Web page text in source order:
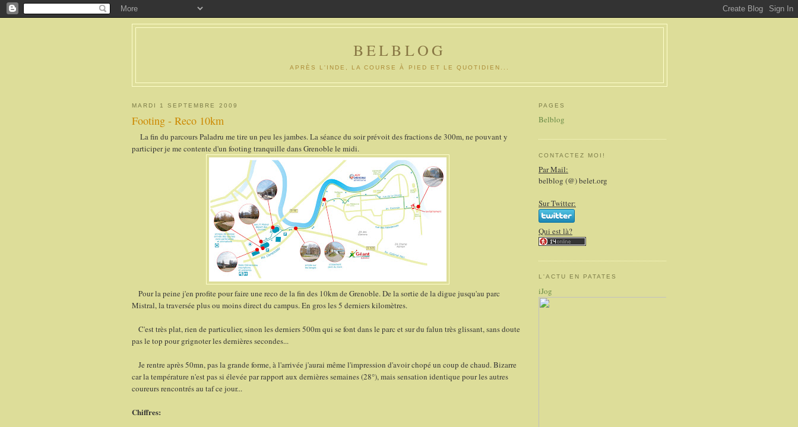
BELBLOG
APRÈS L'INDE, LA COURSE À PIED ET LE QUOTIDIEN...
MARDI 1 SEPTEMBRE 2009
Footing - Reco 10km
La fin du parcours Paladru me tire un peu les jambes. La séance du soir prévoit des fractions de 300m, ne pouvant y
participer je me contente d'un footing tranquille dans Grenoble le midi.
Pour la peine j'en profite pour faire une reco de la fin des 10km de Grenoble. De la sortie de la digue jusqu'au parc
Mistral, la traversée plus ou moins direct du campus. En gros les 5 derniers kilomètres.
C'est très plat, rien de particulier, sinon les derniers 500m qui se font dans le parc et sur du falun très glissant, sans doute
pas le top pour grignoter les dernières secondes...
Je rentre après 50mn, pas la grande forme, à l'arrivée j'aurai même l'impression d'avoir chopé un coup de chaud. Bizarre
car la température n'est pas si élevée par rapport aux dernières semaines (28°), mais sensation identique pour les autres
coureurs rencontrés au taf ce jour...
Chiffres:
PAGES
Belblog
CONTACTEZ MOI!
Par Mail:
belblog (@) belet.org
Sur Twitter:
Qui est là?
L'ACTU EN PATATES
iJog